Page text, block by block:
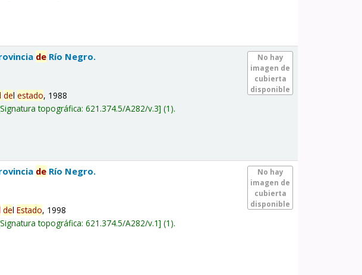
No hay
imagen de
cubierta
disponible
de Río Negro.
delestado, 1988
Signatura topográfica:621.374.5/A282/v.3 (1).
No hay
imagen de
cubierta
disponible
de Río Negro.
delEstado, 1998
Signatura topográfica:621.374.5/A282/v.1 (1).